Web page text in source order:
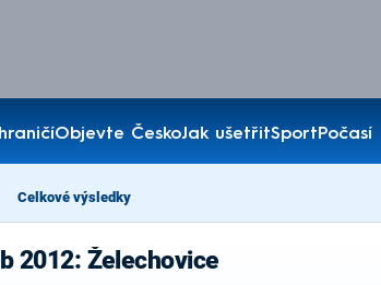
Objevte ČeskoJak ušetřitSportPočasí
Celkové výsledky
2012: Želechovice